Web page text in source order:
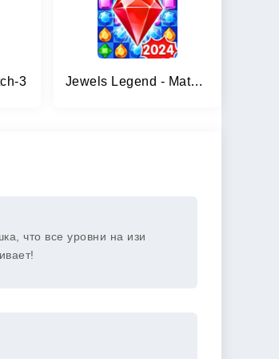
3 Jewels Legend - Match 3 Puzzle
что все уровни на изи